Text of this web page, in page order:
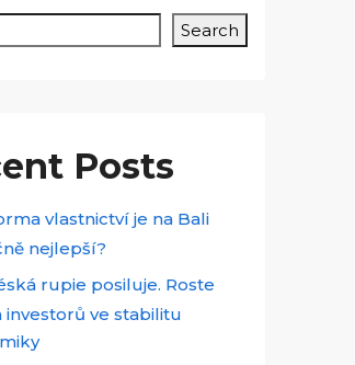
Search
Posts
vlastnictví je na Bali
nejlepší?
rupie posiluje. Roste
investorů ve stabilitu